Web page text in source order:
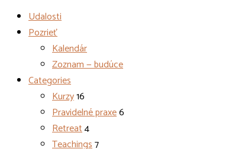
Udalosti
Pozrieť
Kalendár
Zoznam — budúce
Categories
Kurzy16
Pravidelné praxe6
Retreat4
Teachings7